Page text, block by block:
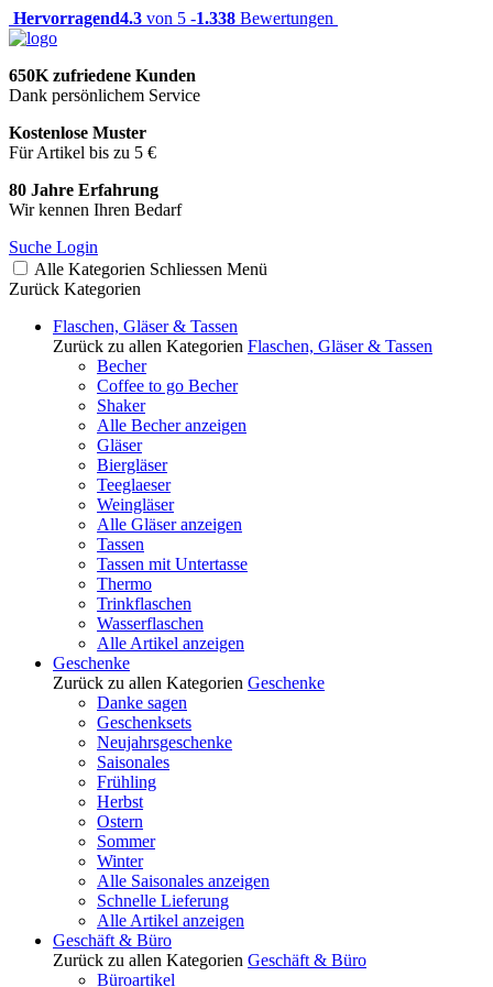
Hervorragend4.3 von 5 -1.338 Bewertungen
650K zufriedene Kunden
Dank persönlichem Service
Kostenlose Muster
Für Artikel bis zu 5 €
80 Jahre Erfahrung
Wir kennen Ihren Bedarf
Suche Login
Alle Kategorien Schliessen Menü
Zurück Kategorien
Flaschen, Gläser & Tassen
Zurück zu allen Kategorien Flaschen, Gläser & Tassen
Becher
Coffee to go Becher
Shaker
Alle Becher anzeigen
Gläser
Biergläser
Teeglaeser
Weingläser
Alle Gläser anzeigen
Tassen
Tassen mit Untertasse
Thermo
Trinkflaschen
Wasserflaschen
Alle Artikel anzeigen
Geschenke
Zurück zu allen Kategorien Geschenke
Danke sagen
Geschenksets
Neujahrsgeschenke
Saisonales
Frühling
Herbst
Ostern
Sommer
Winter
Alle Saisonales anzeigen
Schnelle Lieferung
Alle Artikel anzeigen
Geschäft & Büro
Zurück zu allen Kategorien Geschäft & Büro
Büroartikel